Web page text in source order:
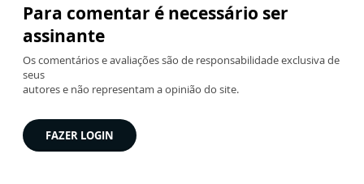
Para comentar é necessário ser
assinante
Os comentários e avaliações são de responsabilidade exclusiva de
seus
autores e não representam a opinião do site.
FAZER LOGIN